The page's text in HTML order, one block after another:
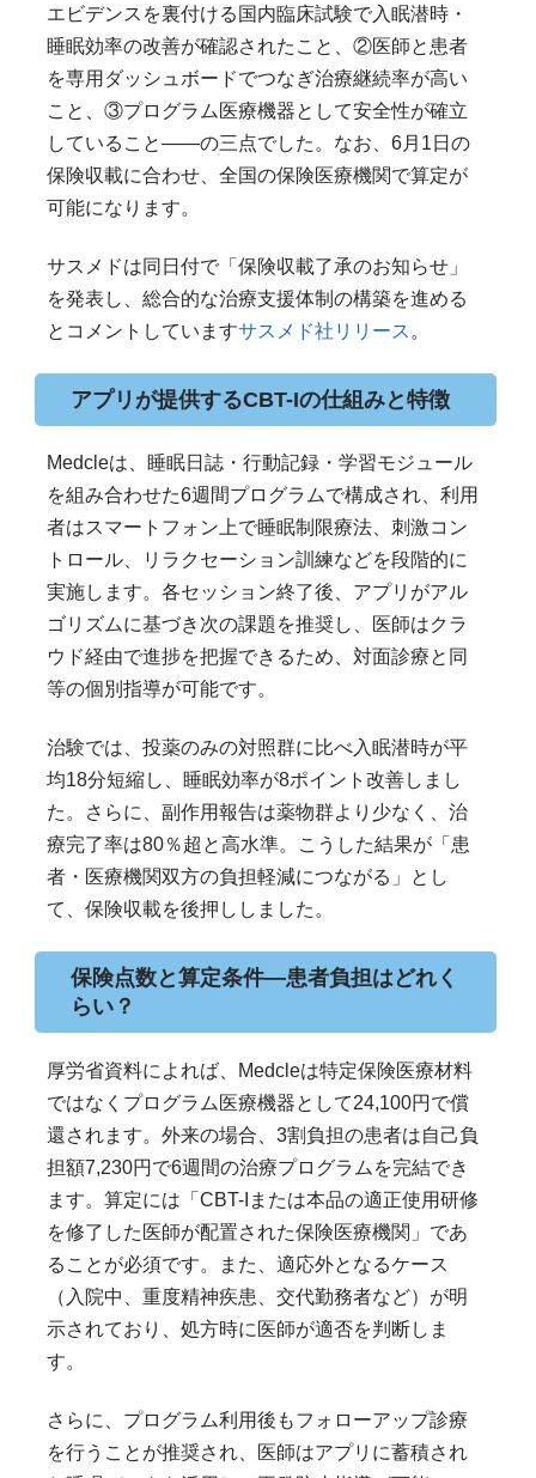
エビデンスを裏付ける国内臨床試験で入眠潜時・
睡眠効率の改善が確認されたこと、②医師と患者
を専用ダッシュボードでつなぎ治療継続率が高い
こと、③プログラム医療機器として安全性が確立
していること――の三点でした。なお、6月1日の
保険収載に合わせ、全国の保険医療機関で算定が
可能になります。
サスメドは同日付で「保険収載了承のお知らせ」
を発表し、総合的な治療支援体制の構築を進める
とコメントしていますサスメド社リリース 。
アプリが提供するCBT-Iの仕組みと特徴
Medcleは、睡眠日誌・行動記録・学習モジュール
を組み合わせた6週間プログラムで構成され、利用
者はスマートフォン上で睡眠制限療法、刺激コン
トロール、リラクセーション訓練などを段階的に
実施します。各セッション終了後、アプリがアル
ゴリズムに基づき次の課題を推奨し、医師はクラ
ウド経由で進捗を把握できるため、対面診療と同
等の個別指導が可能です。
治験では、投薬のみの対照群に比べ入眠潜時が平
均18分短縮し、睡眠効率が8ポイント改善しまし
た。さらに、副作用報告は薬物群より少なく、治
療完了率は80％超と高水準。こうした結果が「患
者・医療機関双方の負担軽減につながる」とし
て、保険収載を後押ししました。
保険点数と算定条件―患者負担はどれく
らい？
厚労省資料によれば、Medcleは特定保険医療材料
ではなくプログラム医療機器として24,100円で償
還されます。外来の場合、3割負担の患者は自己負
担額7,230円で6週間の治療プログラムを完結でき
ます。算定には「CBT-Iまたは本品の適正使用研修
を修了した医師が配置された保険医療機関」であ
ることが必須です。また、適応外となるケース
（入院中、重度精神疾患、交代勤務者など）が明
示されており、処方時に医師が適否を判断しま
す。
さらに、プログラム利用後もフォローアップ診療
を行うことが推奨され、医師はアプリに蓄積され